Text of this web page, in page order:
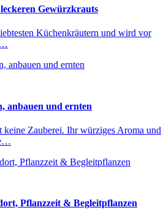
Gewürzkrauts
Küchenkräutern und wird vor
anbauen und ernten
keine Zauberei. Ihr würziges Aroma und
Pflanzzeit & Begleitpflanzen